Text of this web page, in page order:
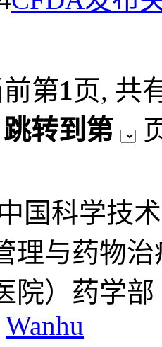
前第1页, 共
跳转到第
国科学技
理与药物
院）药学部
Wanhu